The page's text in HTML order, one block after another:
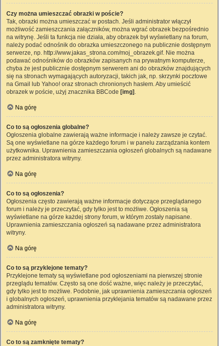
Czy można umieszczać obrazki w poście?
Tak, obrazki można umieszczać w postach. Jeśli administrator włączył
możliwość zamieszczania załączników, można wgrać obrazek bezpośrednio
na witrynę. Jeśli ta funkcja nie działa, aby obrazek był wyświetlany na forum,
należy podać odnośnik do obrazka umieszczonego na publicznie dostępnym
serwerze, np. http://www.jakas_strona.com/moj_obrazek.gif. Nie można
podawać odnośników do obrazków zapisanych na prywatnym komputerze,
chyba że jest publicznie dostępnym serwerem ani do obrazków znajdujących
się na stronach wymagających autoryzacji, takich jak, np. skrzynki pocztowe
na Gmail lub Yahoo! oraz stronach chronionych hasłem. Aby umieścić
obrazek w poście, użyj znacznika BBCode [img] .
Na górę
Co to są ogłoszenia globalne?
Ogłoszenia globalne zawierają ważne informacje i należy zawsze je czytać.
Są one wyświetlane na górze każdego forum i w panelu zarządzania kontem
użytkownika. Uprawnienia zamieszczania ogłoszeń globalnych są nadawane
przez administratora witryny.
Na górę
Co to są ogłoszenia?
Ogłoszenia często zawierają ważne informacje dotyczące przeglądanego
forum i należy je przeczytać, gdy tylko jest to możliwe. Ogłoszenia są
wyświetlane na górze każdej strony forum, w którym zostały napisane.
Uprawnienia zamieszczania ogłoszeń są nadawane przez administratora
witryny.
Na górę
Co to są przyklejone tematy?
Przyklejone tematy są wyświetlane pod ogłoszeniami na pierwszej stronie
przeglądu tematów. Często są one dość ważne, więc należy je przeczytać,
gdy tylko jest to możliwe. Podobnie, jak uprawnienia zamieszczania ogłoszeń
i globalnych ogłoszeń, uprawnienia przyklejania tematów są nadawane przez
administratora witryny.
Na górę
Co to są zamknięte tematy?